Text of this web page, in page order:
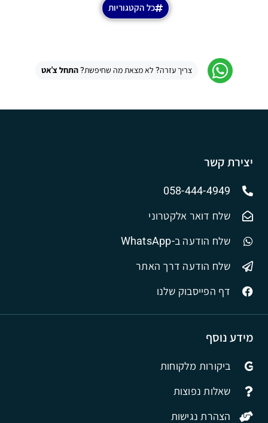
כל הקטגוריות
צריך עזרה? לא מצאת מה שחיפשת?התחל צ'אט
מידע נוסף
ביקורות מלקוחות
שאלות נפוצות
הצהרת נגישות
יצירת קשר
058-444-4949
שלח דואר אלקטרוני
שלח הודעה ב-WhatsApp
שלח הודעה דרך האתר
דף הפייסבוק שלנו